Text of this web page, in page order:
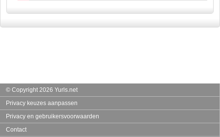
© Copyright 2026 Yurls.net
Privacy keuzes aanpassen
Privacy en gebruikersvoorwaarden
Contact